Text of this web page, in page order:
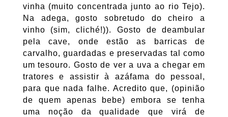
vinha (muito concentrada junto ao rio Tejo).
Na adega, gosto sobretudo do cheiro a
vinho (sim, cliché!)). Gosto de deambular
pela cave, onde estão as barricas de
carvalho, guardadas e preservadas tal como
um tesouro. Gosto de ver a uva a chegar em
tratores e assistir à azáfama do pessoal,
para que nada falhe. Acredito que, (opinião
de quem apenas bebe) embora se tenha
uma noção da qualidade que virá de